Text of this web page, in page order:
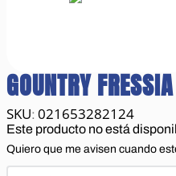
GOUNTRY
: 021653282124
Este producto no está
Quiero que me avisen cuando